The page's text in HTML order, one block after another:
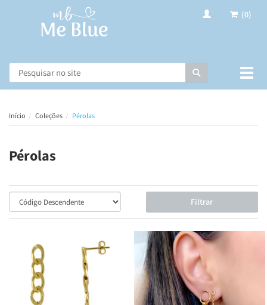
(0)
Busca
Início Coleções Pérolas
Pérolas
Filtrar